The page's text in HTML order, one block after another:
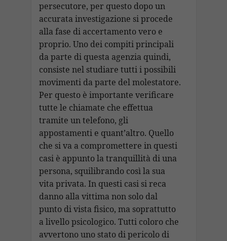
persecutore, per questo dopo un
accurata investigazione si procede
alla fase di accertamento vero e
proprio. Uno dei compiti principali
da parte di questa agenzia quindi,
consiste nel studiare tutti i possibili
movimenti da parte del molestatore.
Per questo è importante verificare
tutte le chiamate che effettua
tramite un telefono, gli
appostamenti e quant’altro. Quello
che si va a compromettere in questi
casi è appunto la tranquillità di una
persona, squilibrando così la sua
vita privata. In questi casi si reca
danno alla vittima non solo dal
punto di vista fisico, ma soprattutto
a livello psicologico. Tutti coloro che
avvertono uno stato di pericolo di